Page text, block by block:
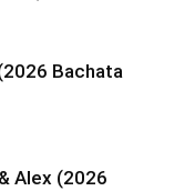
Bachata
Alex (2026